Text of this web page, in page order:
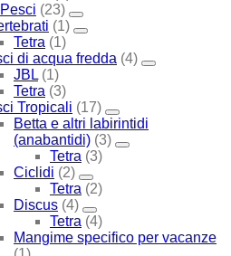
(23)
(1)
Tetra (1)
di acqua fredda (4)
JBL (1)
Tetra (3)
Tropicali (17)
Betta e altri labirintidi
(anabantidi) (3)
Tetra (3)
Ciclidi (2)
Tetra (2)
Discus (4)
Tetra (4)
Mangime specifico per vacanze